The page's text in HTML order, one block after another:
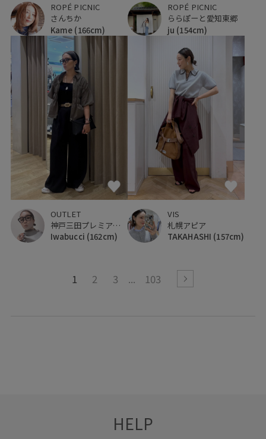
ROPÉ PICNIC
さんちか
Kame (166cm)
ROPÉ PICNIC
ららぽーと愛知東郷
ju (154cm)
OUTLET
神戸三田プレミアム・アウトレット
Iwabucci (162cm)
VIS
札幌アピア
TAKAHASHI (157cm)
1 2 3 103
HELP